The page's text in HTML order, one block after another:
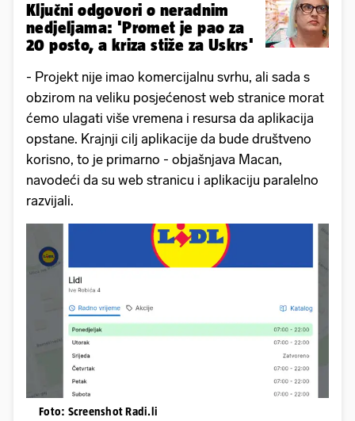
Ključni odgovori o neradnim
nedjeljama: 'Promet je pao za
20 posto, a kriza stiže za Uskrs'
- Projekt nije imao komercijalnu svrhu, ali sada s
obzirom na veliku posjećenost web stranice morat
ćemo ulagati više vremena i resursa da aplikacija
opstane. Krajnji cilj aplikacije da bude društveno
korisno, to je primarno - objašnjava Macan,
navodeći da su web stranicu i aplikaciju paralelno
razvijali.
Foto: Screenshot Radi.li